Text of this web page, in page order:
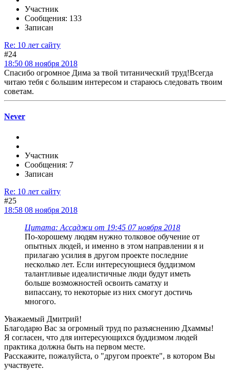
Участник
Сообщения: 133
Записан
Re: 10 лет сайту
#24
18:50 08 ноября 2018
Спасибо огромное Дима за твой титанический труд!Всегда
читаю тебя с большим интересом и стараюсь следовать твоим
советам.
Never
Участник
Сообщения: 7
Записан
Re: 10 лет сайту
#25
18:58 08 ноября 2018
Цитата: Ассаджи от 19:45 07 ноября 2018
По-хорошему людям нужно толковое обучение от
опытных людей, и именно в этом направлении я и
прилагаю усилия в другом проекте последние
несколько лет. Если интересующиеся буддизмом
талантливые идеалистичные люди будут иметь
больше возможностей освоить саматху и
випассану, то некоторые из них смогут достичь
многого.
Уважаемый Дмитрий!
Благодарю Вас за огромный труд по разъяснению Дхаммы!
Я согласен, что для интересующихся буддизмом людей
практика должна быть на первом месте.
Расскажите, пожалуйста, о "другом проекте", в котором Вы
участвуете.